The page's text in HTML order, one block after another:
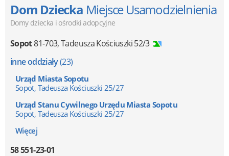
Dom Dziecka Miejsce Usamodzielnienia
Domy dziecka i ośrodki adopcyjne
Sopot81-703,Tadeusza Kościuszki 52/3
inne oddziały(23)
Urząd Miasta Sopotu
Sopot, Tadeusza Kościuszki 25/27
Urząd Stanu Cywilnego Urzędu Miasta Sopotu
Sopot, Tadeusza Kościuszki 25/27
Więcej
58 551-23-01